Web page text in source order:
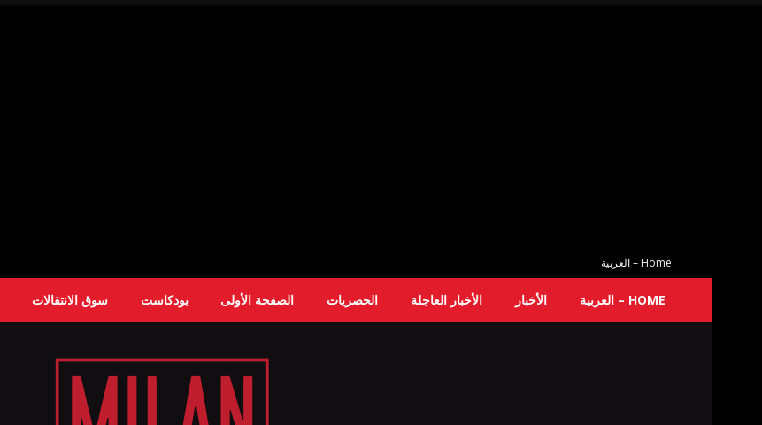
Home – العربية
HOME – العربية الأخبار الأخبار العاجلة الحصريات الصفحة الأولى بودكاست سوق الانتقالات